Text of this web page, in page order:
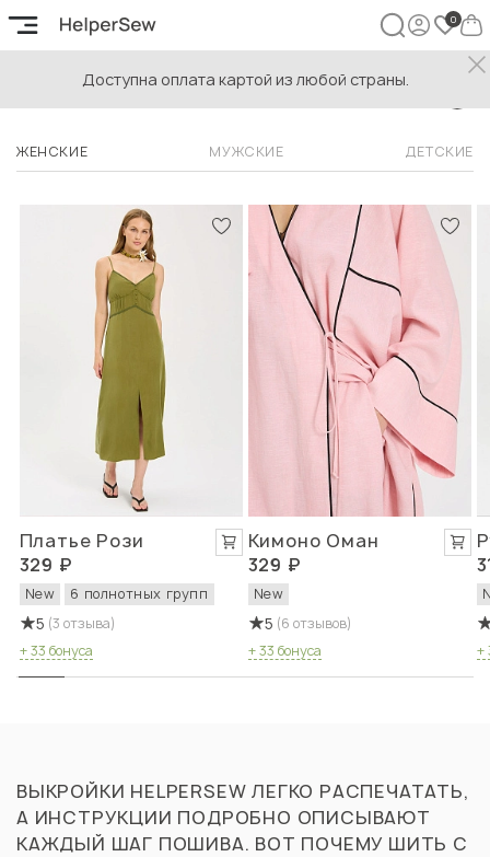
Доступна оплата картой из любой страны.
ПОПУЛЯРНЫЕ ВЫКРОЙКИ
ЖЕНСКИЕ МУЖСКИЕ ДЕТСКИЕ
Платье Рози
329 ₽
New 6 полнотных групп
5 (3 отзыва)
+ 33 бонуса
Кимоно Оман
329 ₽
New
5 (6 отзывов)
+ 33 бонуса
+
ВЫКРОЙКИ HELPERSEW ЛЕГКО РАСПЕЧАТАТЬ,
А ИНСТРУКЦИИ ПОДРОБНО ОПИСЫВАЮТ
КАЖДЫЙ ШАГ ПОШИВА. ВОТ ПОЧЕМУ ШИТЬ С